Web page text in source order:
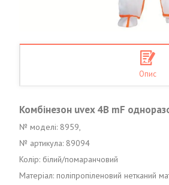
Опис
Комбінезон uvex 4B mF
№ моделі: 8959,
№ артикула: 89094
Колір: білий/помаранчовий
Матеріал: поліпропіленовий нетканий